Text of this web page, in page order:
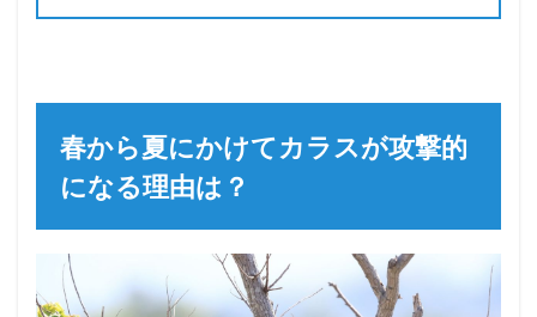
春から夏にかけてカラスが攻撃的
になる理由は？